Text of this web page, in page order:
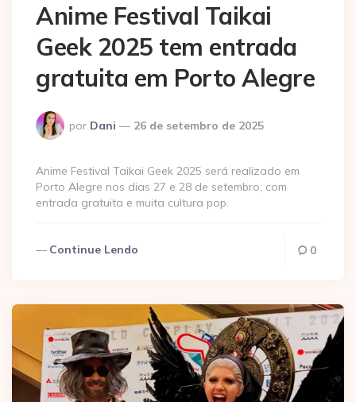
Anime Festival Taikai
Geek 2025 tem entrada
gratuita em Porto Alegre
Postado
por
por Dani 26 de setembro de 2025
Anime Festival Taikai Geek 2025 será realizado em
Porto Alegre nos dias 27 e 28 de setembro, com
entrada gratuita e muita cultura pop.
Continue Lendo 0